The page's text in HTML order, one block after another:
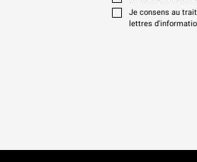
Je consens au
lettres